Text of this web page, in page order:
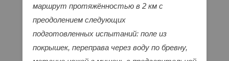
маршрут протяжённостью в 2 км с
преодолением следующих
подготовленных испытаний: поле из
покрышек, переправа через воду по бревну,